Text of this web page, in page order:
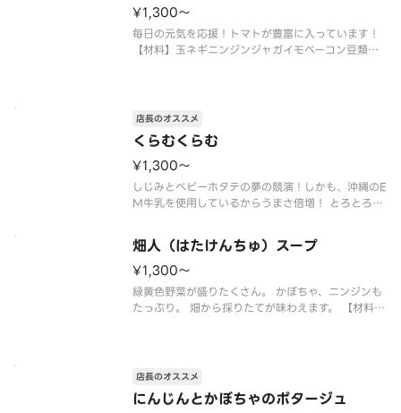
¥1,300〜
毎日の元気を応援！トマトが豊富に入っています！
【材料】玉ネギニンジンジャガイモベーコン豆類チ
くらむくらむ
店長のオススメ
¥1,300〜
しじみとベビーホタテの夢の競演！しかも、沖縄のE
M牛乳を使用しているからうまさ倍増！ とろとろク
ン玉ネギニンジンジャガイモ牛乳小麦粉バターチキ
ンガラスープ ※食材の増減量・不使用などのリクエ
ストには対応不可とな
畑人（はたけんちゅ）スープ
¥1,300〜
緑黄色野菜が盛りたくさん。 かぼちゃ、ニンジンも
たっぷり。 畑から採りたてが味わえます。 【材料】
い。
にんじんとかぼちゃのポタージュ
店長のオススメ